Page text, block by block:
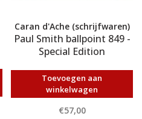
Caran d'Ache (schrijfwaren)
Paul Smith ballpoint 849 -
Special Edition
Toevoegen aan
winkelwagen
€57,00